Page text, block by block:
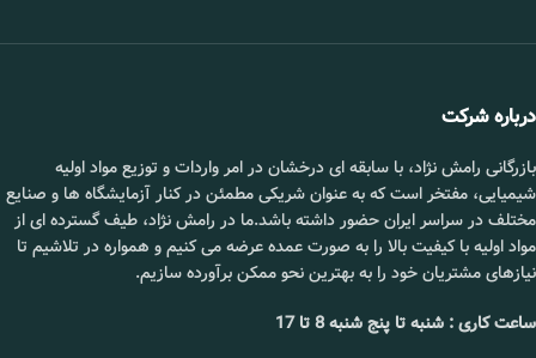
بسته‌بندی
25 کیلویی
محل
کاربرد
اصلی
عامل ژل‌کننده،
ضخیم‌ کننده در
غذا
قیمت
استعلام بگیرید.
📞 09102295002
درباره شرکت
بازرگانی رامش نژاد، با سابقه ای درخشان در امر واردات و توزیع مواد اولیه
شیمیایی، مفتخر است که به عنوان شریکی مطمئن در کنار آزمایشگاه ها و صنایع
مختلف در سراسر ایران حضور داشته باشد.ما در رامش نژاد، طیف گسترده ای از
مواد اولیه با کیفیت بالا را به صورت عمده عرضه می کنیم و همواره در تلاشیم تا
نیازهای مشتریان خود را به بهترین نحو ممکن برآورده سازیم.
ساعت کاری : شنبه تا پنج شنبه 8 تا 17